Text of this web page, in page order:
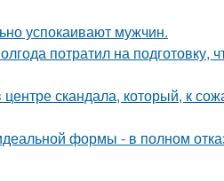
успокаивают мужчин.
потратил на подготовку,
скандала, который, к
формы - в полном